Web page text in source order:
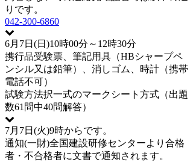
りです。
042-300-6860
6月7日(日)10時00分～12時30分
携行品受験票、筆記用具（HBシャープペ
ンシル又は鉛筆）、消しゴム、時計（携帯
電話不可）
試験方法択一式のマークシート方式（出題
数61問中40問解答）
7月7日(火)9時からです。
通知(一財)全国建設研修センターより合格
者・不合格者に文書で通知されます。